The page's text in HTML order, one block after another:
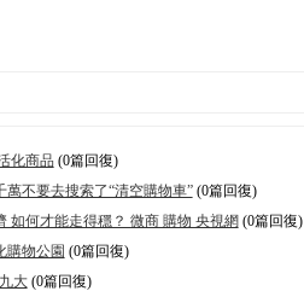
化商品 (0篇回復)
不要去搜索了“清空購物車”(0篇回復)
如何才能走得穩？ 微商 購物 央視網 (0篇回復)
購物公園 (0篇回復)
大(0篇回復)